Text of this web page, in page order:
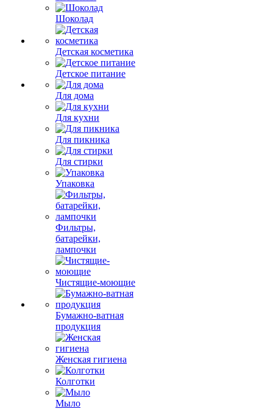
Шоколад
Детская косметика
Детское питание
Для дома
Для кухни
Для пикника
Для стирки
Упаковка
Фильтры,
батарейки,
лампочки
Чистящие-моющие
Бумажно-ватная
продукция
Женская гигиена
Колготки
Мыло